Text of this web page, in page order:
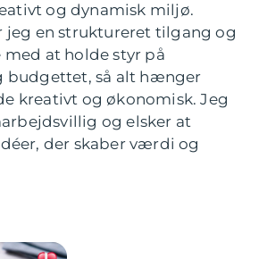
og dynamisk miljø.
jeg en struktureret tilgang og
at holde styr på
budgettet, så alt hænger
kreativt og økonomisk. Jeg
og elsker at
der skaber værdi og